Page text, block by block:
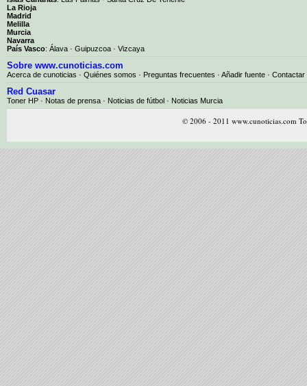
La Rioja
Madrid
Melilla
Murcia
Navarra
País Vasco: Álava · Guipuzcoa · Vizcaya
Sobre www.cunoticias.com
Acerca de cunoticias · Quiénes somos · Preguntas frecuentes · Añadir fuente · Contactar
Red Cuasar
Toner HP · Notas de prensa · Noticias de fútbol · Noticias Murcia
© 2006 - 2011 www.cunoticias.com